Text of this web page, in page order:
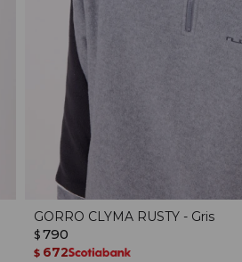
GORRO CLYMA RUSTY - Gris
$ 790
$ 672